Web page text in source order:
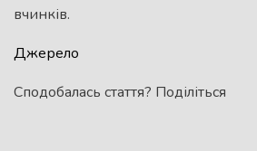
вчинків.
Джерело
Сподобалась стаття? Поділіться